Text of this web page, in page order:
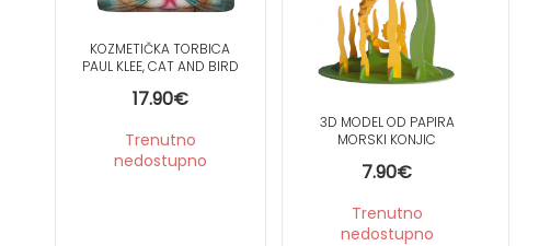
KOZMETIČKA TORBICA
PAUL KLEE, CAT AND BIRD
17.90€
Trenutno
nedostupno
3D MODEL OD PAPIRA
MORSKI KONJIC
7.90€
Trenutno
nedostupno